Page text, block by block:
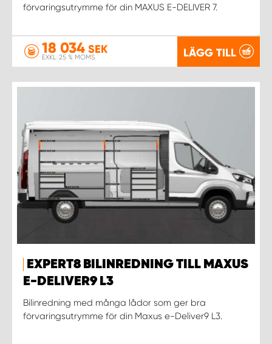
förvaringsutrymme för din MAXUS E-DELIVER 7.
18 034 SEK
EXKL. 25 % MOMS LÄGG TILL
EXPERT8 BILINREDNING TILL MAXUS
E-DELIVER9 L3
Bilinredning med många lådor som ger bra
förvaringsutrymme för din Maxus e-Deliver9 L3.